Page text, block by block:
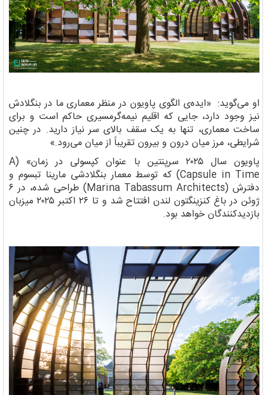
او می‌گوید: «ایده‌ی الگوی پاویون در منظر معماری ما در بنگلادش
نیز وجود دارد، جایی که اقلیم نیمه‌گرمسیری حاکم است و برای
ساخت معماری، تنها به یک سقف بالای سر نیاز دارید. در چنین
شرایطی، مرز میان درون و بیرون تقریباً از میان می‌رود.»
پاویون سال ۲۰۲۵ سرپنتین با عنوان کپسولی در زمان» (A
Capsule in Time) که توسط معمار بنگلادشی مارینا تبسوم و
دفترش (Marina Tabassum Architects) طراحی شده، در ۶
ژوئن در باغ کنزینگتون لندن افتتاح شد و تا ۲۶ اکتبر ۲۰۲۵ میزبان
بازدیدکنندگان خواهد بود.